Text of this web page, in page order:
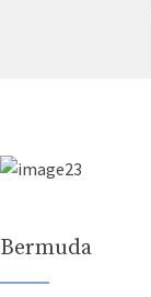
Bermuda